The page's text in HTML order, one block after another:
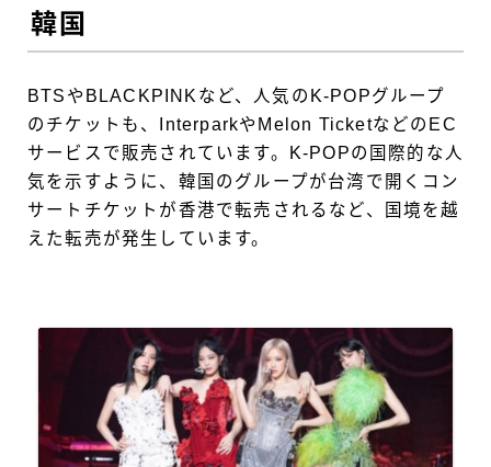
韓国
BTSやBLACKPINKなど、人気のK-POPグループ
のチケットも、InterparkやMelon TicketなどのEC
サービスで販売されています。K-POPの国際的な人
気を示すように、韓国のグループが台湾で開くコン
サートチケットが香港で転売されるなど、国境を越
えた転売が発生しています。